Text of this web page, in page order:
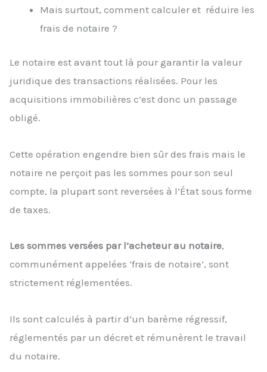
Mais surtout, comment calculer et réduire les
frais de notaire ?
Le notaire est avant tout là pour garantir la valeur
juridique des transactions réalisées. Pour les
acquisitions immobilières c’est donc un passage
obligé.
Cette opération engendre bien sûr des frais mais le
notaire ne perçoit pas les sommes pour son seul
compte, la plupart sont reversées à l’État sous forme
de taxes.
Les sommes versées par l’acheteur au notaire,
communément appelées ‘frais de notaire’, sont
strictement réglementées.
Ils sont calculés à partir d’un barème régressif,
réglementés par un décret et rémunèrent le travail
du notaire.